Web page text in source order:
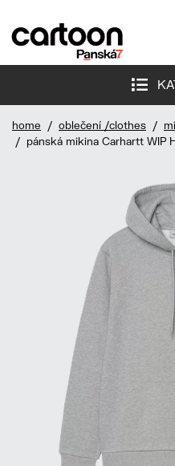
home / oblečení /clothes /
/ pánská mikina Carhartt WIP